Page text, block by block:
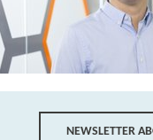
NEWSLETTER